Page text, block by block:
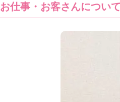
お仕事・お客さんについて